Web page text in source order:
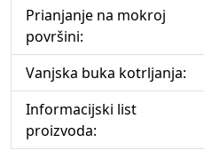
Prianjanje na mokroj
površini:
Vanjska buka kotrljanja:
Informacijski list
proizvoda: